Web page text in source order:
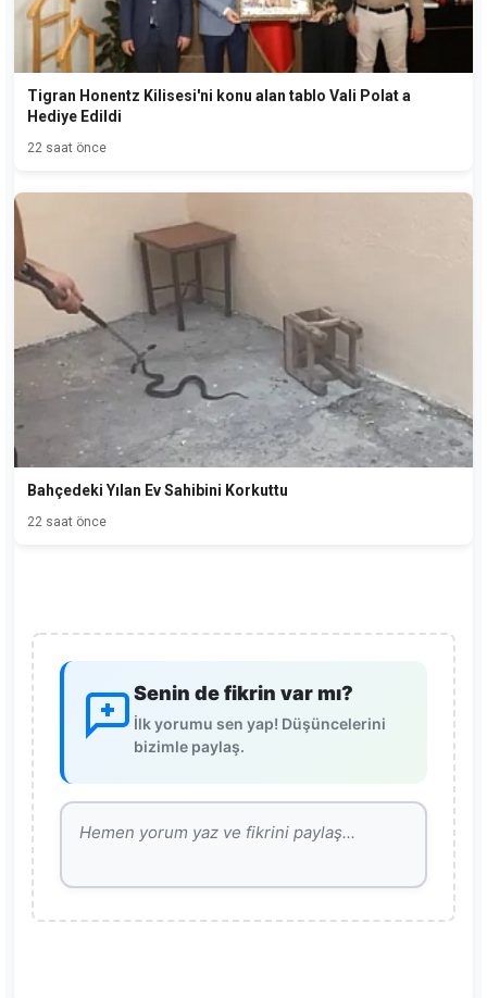
Tigran Honentz Kilisesi'ni konu alan tablo Vali Polat a
Hediye Edildi
22 saat önce
Bahçedeki Yılan Ev Sahibini Korkuttu
22 saat önce
Senin de fikrin var mı?
İlk yorumu sen yap! Düşüncelerini
bizimle paylaş.